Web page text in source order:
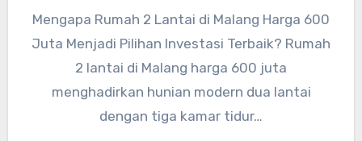
Mengapa Rumah 2 Lantai di Malang Harga 600
Juta Menjadi Pilihan Investasi Terbaik? Rumah
2 lantai di Malang harga 600 juta
menghadirkan hunian modern dua lantai
dengan tiga kamar tidur…